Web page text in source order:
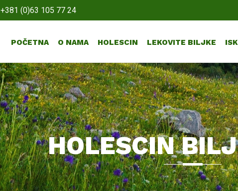
+381 (0)63 105 77 24
POČETNA O NAMA HOLESCIN LEKOVITE BILJKE
HOLESCIN